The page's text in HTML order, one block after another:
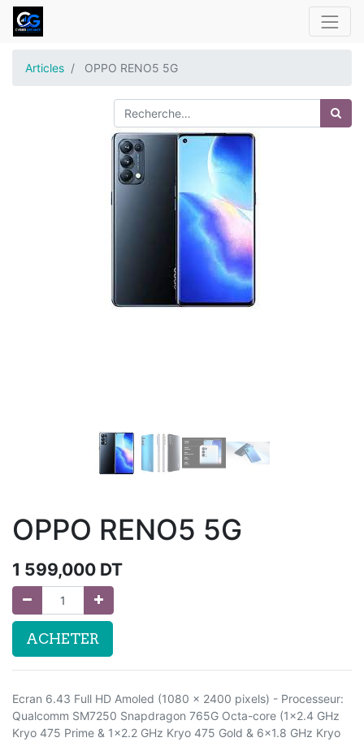
Articles OPPO RENO5 5G
OPPO RENO5 5G
1 599,000 DT
ACHETER
Ecran 6.43 Full HD Amoled (1080 x 2400 pixels) - Processeur:
Qualcomm SM7250 Snapdragon 765G Octa-core (1x2.4 GHz
Kryo 475 Prime & 1x2.2 GHz Kryo 475 Gold & 6x1.8 GHz Kryo